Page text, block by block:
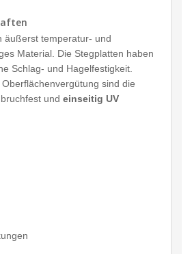
äußerst temperatur- und
Material. Die Stegplatten haben
Schlag- und Hagelfestigkeit.
sind die
und einseitig UV